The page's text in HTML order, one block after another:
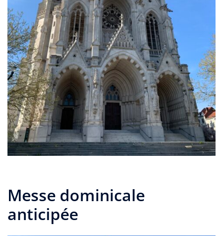
Messe dominicale
anticipée